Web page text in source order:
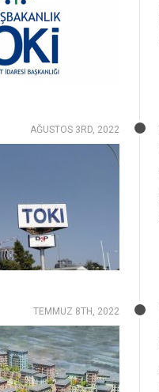
AĞUSTOS 3RD, 2022
TEMMUZ 8TH, 2022